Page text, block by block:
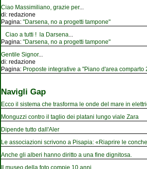
Ciao Massimiliano, grazie per...
di: redazione
Pagina: "Darsena, no a progetti tampone"
Ciao a tutti ! la Darsena
Pagina: "Darsena, no a progetti tampone"
Gentile Signor...
di: redazione
Pagina: Proposte integrative a "Piano d'area
Navigli Gap
Ecco il sistema che trasforma le onde del mare in
Monguzzi contro il taglio dei platani lungo viale Zara
Dipende tutto dall'Aler
Le associazioni scrivono a Pisapia: «Riaprire le
Anche gli alberi hanno diritto a una fine dignitosa.
Il museo della foto compie 10 anni